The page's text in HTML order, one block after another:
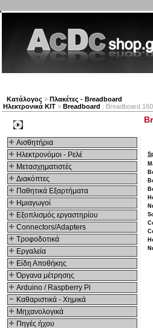
Κατάλογος » Πλακέτες - Breadboard
Ηλεκτρονικά ΚΙΤ » Breadboard : Breadboard
Αισθητήρια
Ηλεκτρονόμοι - Ρελέ
Μετασχηματιστές
Διακόπτες
Παθητικά Εξαρτήματα
Hμιαγωγοί
Εξοπλισμός εργαστηρίου
Connectors/Adapters
Τροφοδοτικά
Εργαλεία
Είδη Αποθήκης
Όργανα μέτρησης
Arduino / Raspberry Pi
Καθαριστικά - Χημικά
Μηχανολογικά
Πηγές ήχου